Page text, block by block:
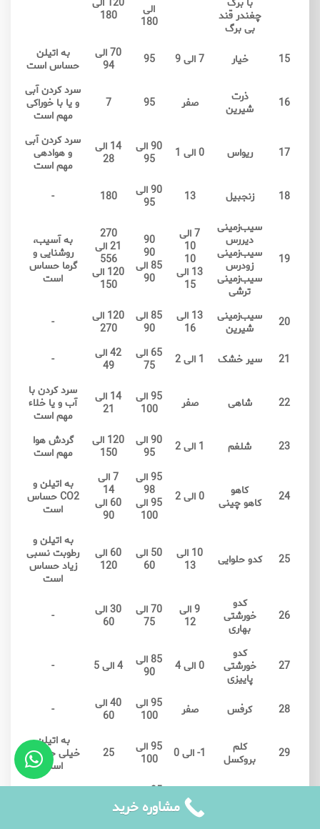
چغندر قند
بی برگ
الی
180
180
15 خیار 7 الی 9 95 70 الی
94
به اتیلن
حساس است
16 ذرت
شیرین صفر 95
7
سرد کردن آبی
و یا با خوراکی
مهم است
17 ریواس 0 الی 1 90 الی
95
14 الی
28
سرد کردن آبی
و هوادهی
مهم است
18
زنجبیل 13 90 الی
95
180
-
19
سیب‌زمینی
دیررس
سیب‌زمینی
زودرس
سیب‌زمینی
ترشی
7 الی
10
10
13 الی
15
90
90
85 الی
90
270
21 الی
556
120 الی
150
به آسیب،
روشنایی و
گرما حساس
است
20 سیب‌زمینی
شیرین
13 الی
16
85 الی
90
120 الی
270
-
21 سیر خشک 1 الی 2 65 الی
75
42 الی
49
-
22 شاهی صفر 95 الی
100
14 الی
21
سرد کردن با
آب و یا خلاء
مهم است
23
شلغم 1 الی 2 90 الی
95
120 الی
150
گردش هوا
مهم است
24 کاهو
کاهو چینی 0 الی 2
95 الی
98
95 الی
100
7 الی
14
60 الی
90
به اتیلن و
CO2 حساس
است
25 کدو حلوایی 10 الی
13
50 الی
60
60 الی
120
به اتیلن و
رطوبت نسبی
زیاد حساس
است
26
کدو
خورشتی
بهاری
9 الی
12
70 الی
75
30 الی
60
-
27
کدو
خورشتی
پاییزی
0 الی 4 85 الی
90 4 الی 5 -
28 کرفس صفر 95 الی
100
40 الی
60
-
29 کلم
بروکسل 1- الی 0 95 الی
100
25
به اتیلن
خیلی حساس
است
صفر 95 الی
98
کمتر از به اتیلن
مشاوره خرید